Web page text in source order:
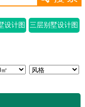
设计图 三层别墅设计图